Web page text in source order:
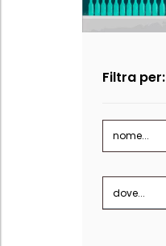
Filtra per:
nome...
dove...